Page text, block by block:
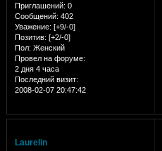
Приглашений: 0
Сообщений: 402
Уважение: [+9/-0]
Позитив: [+2/-0]
Пол: Женский
Провел на форуме:
2 дня 4 часа
Последний визит:
2008-02-07 20:47:42
Laurelin